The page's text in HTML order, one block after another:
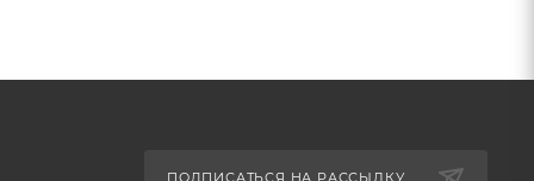
ПОДПИСАТЬСЯ НА РАССЫЛКУ